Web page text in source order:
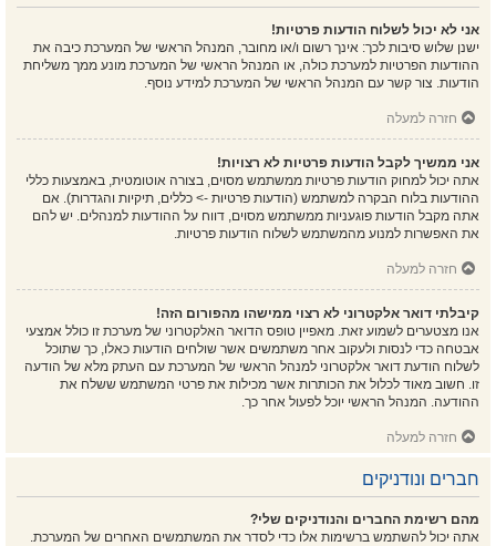
אני לא יכול לשלוח הודעות פרטיות!
ישנן שלוש סיבות לכך: אינך רשום ו/או מחובר, המנהל הראשי של המערכת כיבה את
ההודעות הפרטיות למערכת כולה, או המנהל הראשי של המערכת מונע ממך משליחת
הודעות. צור קשר עם המנהל הראשי של המערכת למידע נוסף.
חזרה למעלה
אני ממשיך לקבל הודעות פרטיות לא רצויות!
אתה יכול למחוק הודעות פרטיות ממשתמש מסוים, בצורה אוטומטית, באמצעות כללי
ההודעות בלוח הבקרה למשתמש (הודעות פרטיות -> כללים, תיקיות והגדרות). אם
אתה מקבל הודעות פוגעניות ממשתמש מסוים, דווח על ההודעות למנהלים. יש להם
את האפשרות למנוע מהמשתמש לשלוח הודעות פרטיות.
חזרה למעלה
קיבלתי דואר אלקטרוני לא רצוי ממישהו מהפורום הזה!
אנו מצטערים לשמוע זאת. מאפיין טופס הדואר האלקטרוני של מערכת זו כולל אמצעי
אבטחה כדי לנסות ולעקוב אחר משתמשים אשר שולחים הודעות כאלו, כך שתוכל
לשלוח הודעת דואר אלקטרוני למנהל הראשי של המערכת עם העתק מלא של הודעה
זו. חשוב מאוד לכלול את הכותרות אשר מכילות את פרטי המשתמש ששלח את
ההודעה. המנהל הראשי יוכל לפעול אחר כך.
חזרה למעלה
חברים ונודניקים
מהם רשימת החברים והנודניקים שלי?
אתה יכול להשתמש ברשימות אלו כדי לסדר את המשתמשים האחרים של המערכת.